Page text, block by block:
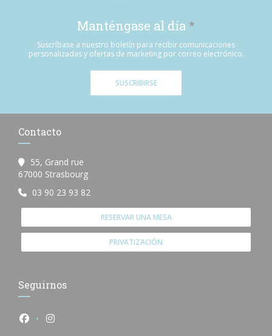
Manténgase al día *
Suscríbase a nuestro boletín para recibir comunicaciones
personalizadas y ofertas de marketing por correo electrónico.
SUSCRIBIRSE
Contacto
55, Grand rue
67000 Strasbourg((abre en una nueva ventana))
03 90 23 93 82
RESERVAR UNA MESA
PRIVATIZACIÓN
Seguirnos
Facebook ((abre en una nueva ventana))
Instagram ((abre en una nueva ventana))